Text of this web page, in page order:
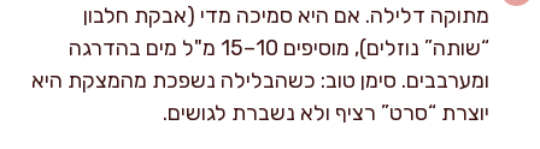
מתוקה דלילה. אם היא סמיכה מדי (אבקת חלבון
“שותה” נוזלים), מוסיפים 10–15 מ"ל מים בהדרגה
ומערבבים. סימן טוב: כשהבלילה נשפכת מהמצקת היא
יוצרת “סרט” רציף ולא נשברת לגושים.